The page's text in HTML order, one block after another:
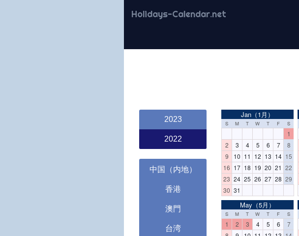
Holidays-Calendar.net
2023
2022
中国（内地）
香港
澳門
台湾
Jan（1月）
S M T W T F S
1
2
3 4 5 6 7
8
9
10 11 12 13 14 15
16 17 18 19 20 21 22
23 24 25 26 27 28 29
30 31
May（5月）
S M T W T F S
1 2 3 4 5 6
7